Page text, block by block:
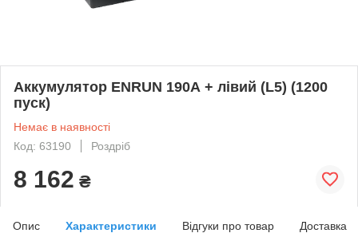
Аккумулятор ENRUN 190А + лівий (L5) (1200
пуск)
Немає в наявності
Код: 63190
Роздріб
8 162 ₴
Опис Характеристики Відгуки про товар Доставка